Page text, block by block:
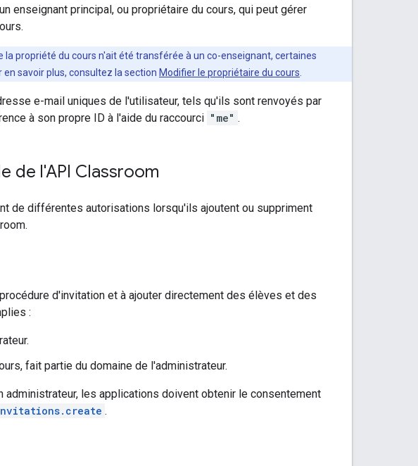
enseignant principal, ou propriétaire du cours, qui peut gérer
propriété du cours n'ait été transférée à un co-enseignant, certaines
savoir plus, consultez la section Modifier le propriétaire du cours
e-mail uniques de l'utilisateur, tels qu'ils sont renvoyés par
à son propre ID à l'aide du raccourci "me" .
de l'API Classroom
de différentes autorisations lorsqu'ils ajoutent ou suppriment
d'invitation et à ajouter directement des élèves et des
:
fait partie du domaine de l'administrateur.
administrateur, les applications doivent obtenir le consentement
.